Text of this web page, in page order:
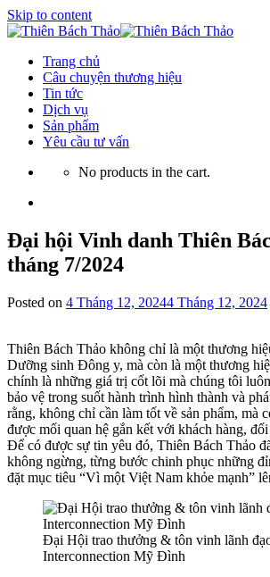
Skip to content
Trang chủ
Câu chuyện thương hiệu
Tin tức
Dịch vụ
Sản phẩm
Yêu cầu tư vấn
No products in the cart.
Đại hội Vinh danh Thiên
tháng 7/2024
Posted on 4 Tháng 12, 20244 Tháng 12, 2024
Thiên Bách Thảo không chỉ là một thương
Dưỡng sinh Đông y, mà còn là một thương
chính là những giá trị cốt lõi mà chúng tôi
bảo vệ trong suốt hành trình hình thành và
rằng, không chỉ cần làm tốt về sản phẩm, mà
được mối quan hệ gắn kết với khách hàng,
Để có được sự tin yêu đó, Thiên Bách Thảo
không ngừng, từng bước chinh phục những
đặt mục tiêu “Vì một Việt Nam khỏe mạnh”
Đại Hội trao thưởng & tôn vinh lãnh
Interconnection Mỹ Đình